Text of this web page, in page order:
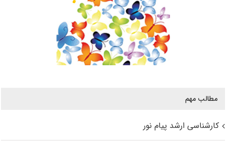
مطالب مهم
کارشناسی ارشد پیام نور